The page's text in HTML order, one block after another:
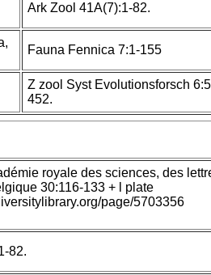
Ark Zool 41A(7):1-82.
Fauna Fennica 7:1-155
Z zool Syst Evolutionsforsch
452.
royale des sciences, des
30:116-133 + l plate
page/5703356
82.